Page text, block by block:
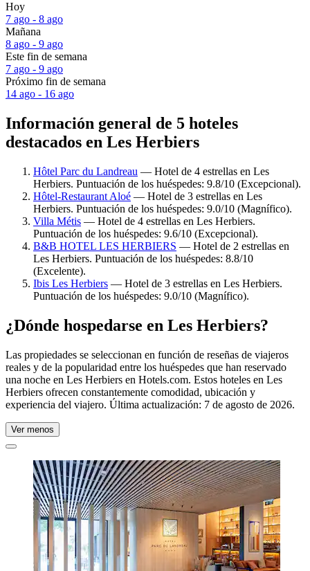
Hoy
7 ago - 8 ago
Mañana
8 ago - 9 ago
Este fin de semana
7 ago - 9 ago
Próximo fin de semana
14 ago - 16 ago
Información general de 5 hoteles
destacados en Les Herbiers
Hôtel Parc du Landreau — Hotel de 4 estrellas en Les
Herbiers. Puntuación de los huéspedes: 9.8/10 (Excepcional).
Hôtel-Restaurant Aloé — Hotel de 3 estrellas en Les
Herbiers. Puntuación de los huéspedes: 9.0/10 (Magnífico).
Villa Métis — Hotel de 4 estrellas en Les Herbiers.
Puntuación de los huéspedes: 9.6/10 (Excepcional).
B&B HOTEL LES HERBIERS — Hotel de 2 estrellas en
Les Herbiers. Puntuación de los huéspedes: 8.8/10
(Excelente).
Ibis Les Herbiers — Hotel de 3 estrellas en Les Herbiers.
Puntuación de los huéspedes: 9.0/10 (Magnífico).
¿Dónde hospedarse en Les Herbiers?
Las propiedades se seleccionan en función de reseñas de viajeros
reales y de la popularidad entre los huéspedes que han reservado
una noche en Les Herbiers en Hotels.com. Estos hoteles en Les
Herbiers ofrecen constantemente comodidad, ubicación y
experiencia del viajero. Última actualización: 7 de agosto de 2026.
Ver menos